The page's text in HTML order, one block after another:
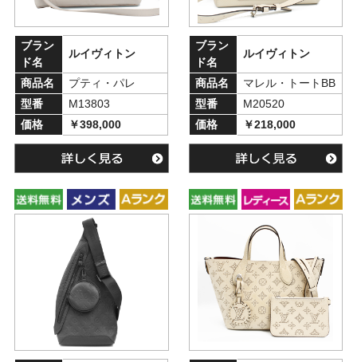
ブラン
ド名
ルイヴィトン
商品名
プティ・パレ
型番
M13803
価格
￥398,000
ブラン
ド名
ルイヴィトン
商品名
マレル・トートBB
型番
M20520
価格
￥218,000